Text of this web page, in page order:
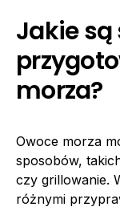
Jakie
morza?
Owoce morza
sposobów,
czy grillowanie.
różnymi